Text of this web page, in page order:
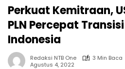
Perkuat Kemitraan,
PLN Percepat
Indonesia
Redaksi NTB One
3 Min Baca
Agustus 4, 2022